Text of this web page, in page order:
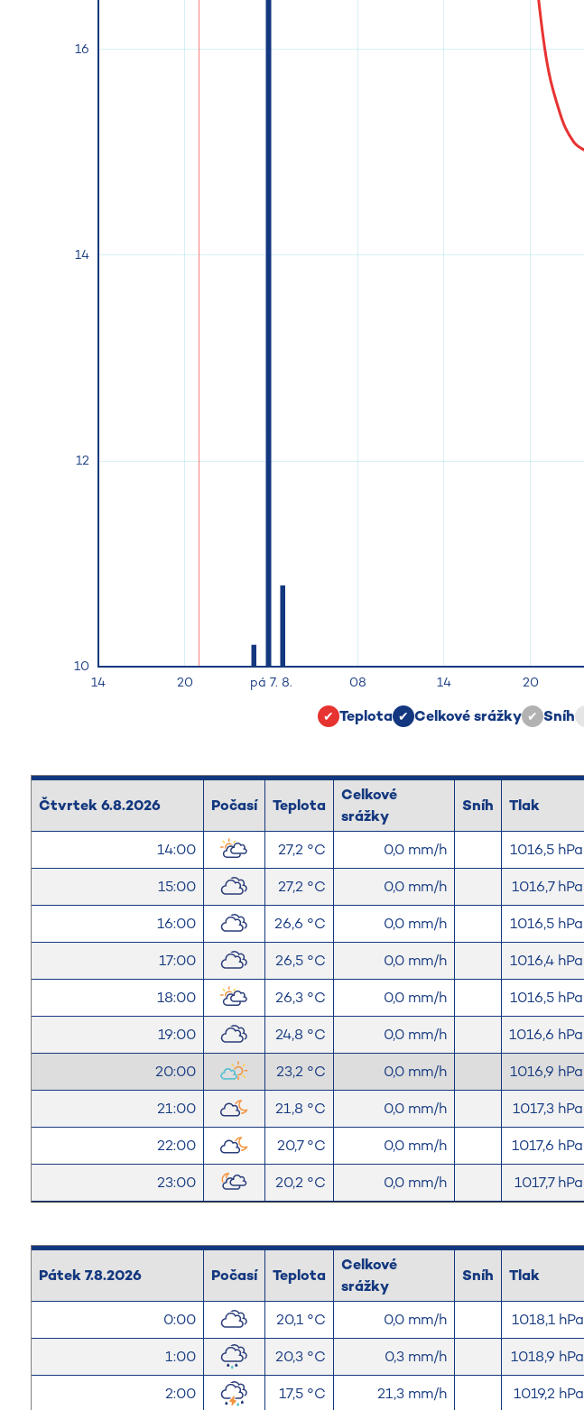
Teplota Celkové srážky Sníh
Čtvrtek 6.8.2026 Počasí Teplota
Celkové
srážky
Sníh Tlak
14:00
27,2 °C 0,0 mm/h 1016,5 hPa
15:00
27,2 °C 0,0 mm/h 1016,7 hPa
16:00
26,6 °C 0,0 mm/h 1016,5 hPa
17:00
26,5 °C 0,0 mm/h 1016,4 hPa
18:00
26,3 °C 0,0 mm/h 1016,5 hPa
19:00
24,8 °C 0,0 mm/h 1016,6 hPa
20:00
23,2 °C 0,0 mm/h 1016,9 hPa
21:00
21,8 °C 0,0 mm/h 1017,3 hPa
22:00
20,7 °C 0,0 mm/h 1017,6 hPa
23:00
20,2 °C 0,0 mm/h 1017,7 hPa
Pátek 7.8.2026 Počasí Teplota
Celkové
srážky
Sníh Tlak
0:00
20,1 °C 0,0 mm/h 1018,1 hPa
1:00
20,3 °C 0,3 mm/h 1018,9 hPa
2:00
17,5 °C 21,3 mm/h 1019,2 hPa